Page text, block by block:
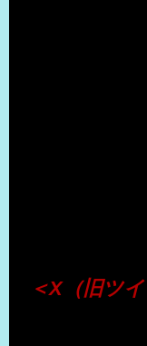
＜X（旧ツ